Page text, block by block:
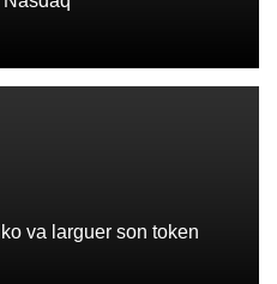
va larguer son token